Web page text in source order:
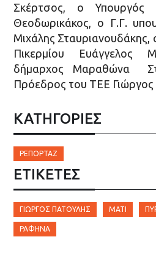
Σκέρτσος, ο Υπουργός
Θεοδωρικάκος, ο Γ.Γ.
Μιχάλης
Πικερμίου Ευάγγελος
δήμαρχος Μαραθώνα
Πρόεδρος του ΤΕΕ Γιώργος
ΚΑΤΗΓΟΡΙΕΣ
ΡΕΠΟΡΤΆΖ
ΕΤΙΚΈΤΕΣ
ΓΙΏΡΓΟΣ ΠΑΤΟΥΛΗΣ ΜΆΤΙ
ΡΑΦΉΝΑ